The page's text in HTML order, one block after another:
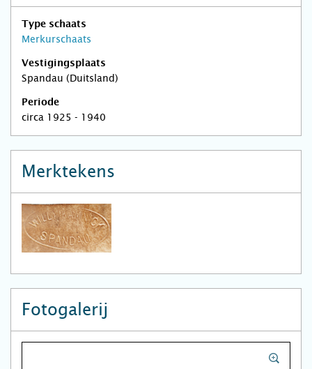
Type schaats
Merkurschaats
Vestigingsplaats
Spandau (Duitsland)
Periode
circa 1925 - 1940
Merktekens
Fotogalerij